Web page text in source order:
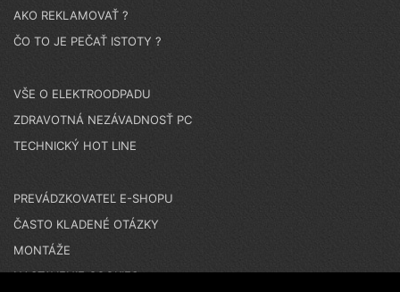
AKO REKLAMOVAŤ ?
ČO TO JE PEČAŤ ISTOTY ?
VŠE O ELEKTROODPADU
ZDRAVOTNÁ NEZÁVADNOSŤ PC
TECHNICKÝ HOT LINE
PREVÁDZKOVATEĽ E-SHOPU
ČASTO KLADENÉ OTÁZKY
MONTÁŽE
NASTAVENIE COOKIES